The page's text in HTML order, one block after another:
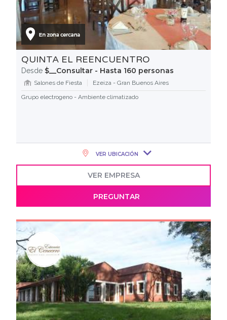
QUINTA EL REENCUENTRO
Desde $__Consultar - Hasta 160 personas
Salones de Fiesta
Ezeiza - Gran Buenos Aires
Grupo electrogeno - Ambiente climatizado
VER UBICACIÓN
VER EMPRESA
PREGUNTAR